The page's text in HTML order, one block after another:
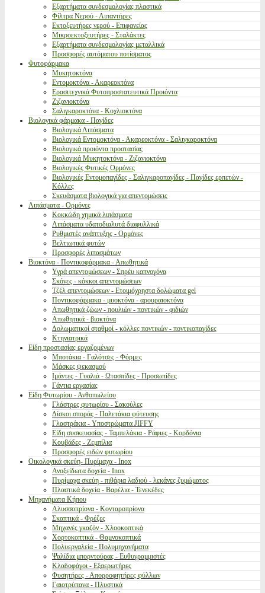
Εξαρτήματα συνδεσμολογίας πλαστικά
Φίλτρα Νερού - Λιπαντήρες
Εκτοξευτήρες νερού - Επιφανείας
Μικροεκτοξευτήρες - Σταλάκτες
Εξαρτήματα συνδεσμολογίας μεταλλικά
Προσφορές αυτόματου ποτίσματος
Φυτοφάρμακα
Μυκητοκτόνα
Εντομοκτόνα - Ακαρεοκτόνα
Ερασιτεχνικά Φυτοπροστατευτικά Προιόντα
Ζιζανιοκτόνα
Σαλιγκαροκτόνα - Κοχλιοκτόνα
Βιολογικά φάρμακα - Παγίδες
Βιολογικά Λιπάσματα
Βιολογικά Εντομοκτόνα - Ακαρεοκτόνα - Σαλιγκαροκτόνα
Βιολογικά προιόντα προστασίας
Βιολογικά Μυκητοκτόνα - Ζιζανιοκτόνα
Βιολογικές Φυτικές Ορμόνες
Βιολογικές Εντομοπαγίδες - Σαλιγκαροπαγίδες - Παγίδες ερπετών -
Κόλλες
Σκευάσματα βιολογικά για απεντομώσεις
Λιπάσματα - Ορμόνες
Κοκκώδη χημικά λιπάσματα
Λιπάσματα υδατοδιαλυτά διαφυλλικά
Ρυθμιστές ανάπτυξης - Ορμόνες
Βελτιωτικά φυτών
Προσφορές λιπασμάτων
Βιοκτόνα - Ποντικοφάρμακα - Απωθητικά
Υγρά απεντομώσεων - Σπρέυ καπνογόνα
Σκόνες - κόκκοι απεντομώσεων
Τζέλ απεντομώσεων - Ετοιμόχρηστα δολώματα gel
Ποντικοφάρμακα - μυοκτόνα - αρουραιοκτόνα
Απωθητικά ζώων - πουλιών - ποντικών - φιδιών
Απωθητικά - βιοκτόνα
Δολωματικοί σταθμοί - κόλλες ποντικών - ποντικοπαγίδες
Κτηνιατρικά
Είδη προστασίας εργαζομένων
Μποτάκια - Γαλότσες - Φόρμες
Μάσκες ψεκασμού
Ιμάντες - Γυαλιά - Ωτασπίδες - Προσωπίδες
Γάντια εργασίας
Είδη Φυτωρίου - Ανθοπωλείου
Γλάστρες φυτωρίου - Σακούλες
Δίσκοι σποράς - Παλετάκια φύτευσης
Γλαστράκια - Υποστρώματα JIFFY
Είδη συσκευασίας - Ταμπελάκια - Ράφιες - Κορδόνια
Κουβάδες - Ζεμπίλια
Προσφορές ειδών φυτωρίου
Οικολογικά σκεύη- Πυρίμαχα - Inox
Ανοξείδωτα δοχεία - Inox
Πυρίμαχα σκεύη - πιθάρια λαδιού - λεκάνες ζυμώματος
Πλαστικά δοχεία - Βαρέλια - Τενεκέδες
Μηχανήματα Κήπου
Αλυσσοπρίονα - Κονταροπρίονα
Σκαπτικά - Φρέζες
Μηχανές γκαζόν - Χλοοκοπτικά
Χορτοκοπτικά - Θαμνοκοπτικά
Πολυεργαλεία - Πολυμηχανήματα
Ψαλίδια μπορντούρας - Ευθυγραμμιστές
Κλαδοφάγοι - Εξαερωτήρες
Φυσητήρες - Απορροφητήρες φύλλων
Γαιοτρύπανα - Πλυστικά